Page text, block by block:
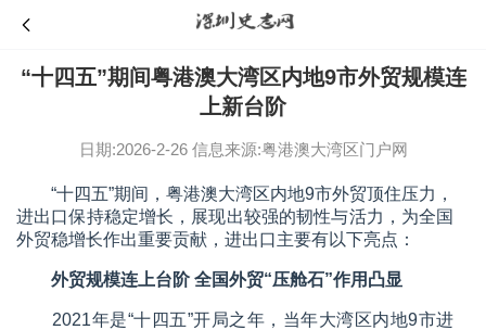
“十四五”期间粤港澳大湾区内地9市外贸规模连
上新台阶
日期:2026-2-26信息来源:粤港澳大湾区门户网
“十四五”期间，粤港澳大湾区内地9市外贸顶住压力，
进出口保持稳定增长，展现出较强的韧性与活力，为全国
外贸稳增长作出重要贡献，进出口主要有以下亮点：
外贸规模连上台阶 全国外贸“压舱石”作用凸显
2021年是“十四五”开局之年，当年大湾区内地9市进